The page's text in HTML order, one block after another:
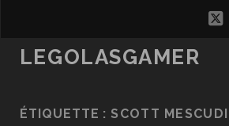
LEGOLASGAMER
ÉTIQUETTE :SCOTT MESCUDI